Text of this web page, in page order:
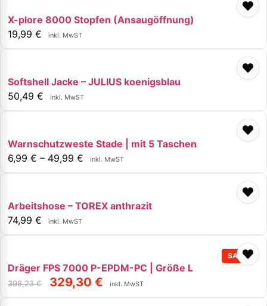
X-plore 8000 Stopfen (Ansaugöffnung)
19,99 € inkl. MwST
Softshell Jacke – JULIUS koenigsblau
50,49 € inkl. MwST
Warnschutzweste Stade | mit 5 Taschen
6,99 € – 49,99 € inkl. MwST
Arbeitshose – TOREX anthrazit
74,99 € inkl. MwST
Dräger FPS 7000 P-EPDM-PC | Größe L
398,23€ 329,30 € inkl. MwST